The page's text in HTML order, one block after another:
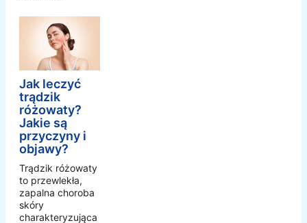
Jak leczyć
trądzik
różowaty?
Jakie są
przyczyny i
objawy?
Trądzik różowaty
to przewlekła,
zapalna choroba
skóry
charakteryzująca